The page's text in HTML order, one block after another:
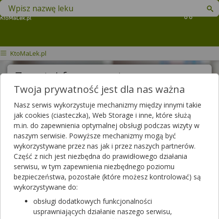
Koszyk
Znajdź lek w swojej okolicy
KtoMaLek.pl
Zapytaj farmaceutę
Treść pytania
Wyślij pytanie
Pytania do farmaceutów
Wszystkie pytania
Szukaj w zadanych już pytaniach
Twoja prywatność jest dla nas ważna
Nasz serwis wykorzystuje mechanizmy między innymi takie
jak cookies (ciasteczka), Web Storage i inne, które służą
m.in. do zapewnienia optymalnej obsługi podczas wizyty w
naszym serwisie. Powyższe mechanizmy mogą być
wykorzystywane przez nas jak i przez naszych partnerów.
Część z nich jest niezbędna do prawidłowego działania
serwisu, w tym zapewnienia niezbędnego poziomu
bezpieczeństwa, pozostałe (które możesz kontrolować) są
wykorzystywane do:
obsługi dodatkowych funkcjonalności
usprawniających działanie naszego serwisu,